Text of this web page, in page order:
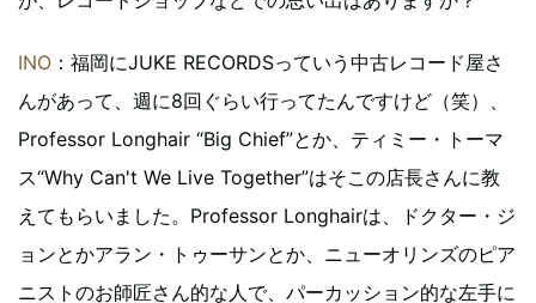
INO ：福岡にJUKE RECORDSっていう中古レコード屋さ
んがあって、週に8回ぐらい行ってたんですけど（笑）、
Professor Longhair “Big Chief”とか、ティミー・トーマ
ス“Why Can't We Live Together”はそこの店長さんに教
えてもらいました。Professor Longhairは、ドクター・ジ
ョンとかアラン・トゥーサンとか、ニューオリンズのピア
ニストのお師匠さん的な人で、パーカッション的な左手に